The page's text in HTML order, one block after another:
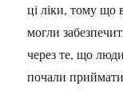
ці ліки, тому що
могли
через те, що
почали